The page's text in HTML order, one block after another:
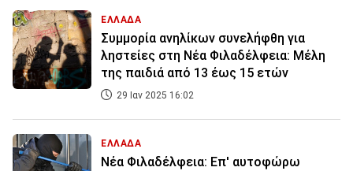
ΕΛΛΑΔΑ
Συμμορία ανηλίκων συνελήφθη για
ληστείες στη Νέα Φιλαδέλφεια: Μέλη
της παιδιά από 13 έως 15 ετών
29 Ιαν 2025 16:02
ΕΛΛΑΔΑ
Νέα Φιλαδέλφεια: Επ' αυτοφώρω